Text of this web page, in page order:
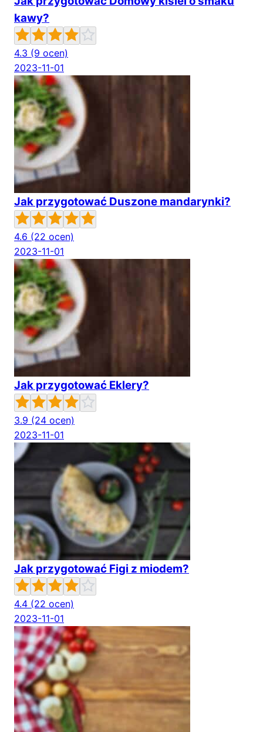
kawy?
4.3 (9 ocen)
2023-11-01
Jak przygotować Duszone mandarynki?
4.6 (22 ocen)
2023-11-01
Jak przygotować Eklery?
3.9 (24 ocen)
2023-11-01
Jak przygotować Figi z miodem?
4.4 (22 ocen)
2023-11-01